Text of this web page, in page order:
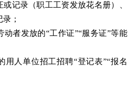
或记录（职工工资发放花名册）、
；
动者发放的“工作证”“服务证”等能
用人单位招工招聘“登记表”“报名